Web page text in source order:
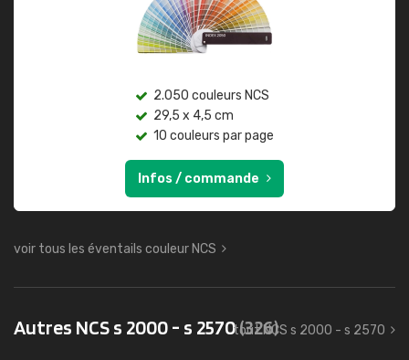
2.050 couleurs NCS
29,5 x 4,5 cm
10 couleurs par page
Infos / commande
voir tous les éventails couleur NCS
Autres NCS s 2000 - s 2570(326)
tout NCS s 2000 - s 2570